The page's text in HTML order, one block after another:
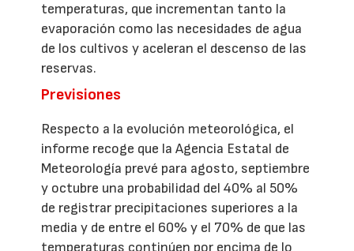
temperaturas, que incrementan tanto la
evaporación como las necesidades de agua
de los cultivos y aceleran el descenso de las
reservas.
Previsiones
Respecto a la evolución meteorológica, el
informe recoge que la Agencia Estatal de
Meteorología prevé para agosto, septiembre
y octubre una probabilidad del 40% al 50%
de registrar precipitaciones superiores a la
media y de entre el 60% y el 70% de que las
temperaturas continúen por encima de lo